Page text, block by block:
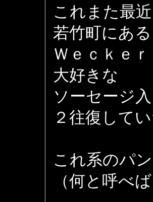
これまた最
若竹町にある
Ｗｅｃｋｅ
大好きな
ソーセージ
２往復して
これ系のパ
（何と呼べ